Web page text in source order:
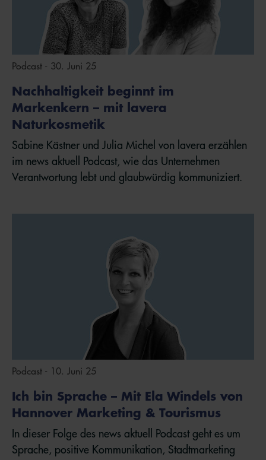
Podcast - 30. Juni 25
Nachhaltigkeit beginnt im
Markenkern – mit lavera
Naturkosmetik
Sabine Kästner und Julia Michel von lavera erzählen
im news aktuell Podcast, wie das Unternehmen
Verantwortung lebt und glaubwürdig kommuniziert.
Podcast - 10. Juni 25
Ich bin Sprache – Mit Ela Windels von
Hannover Marketing & Tourismus
In dieser Folge des news aktuell Podcast geht es um
Sprache, positive Kommunikation, Stadtmarketing